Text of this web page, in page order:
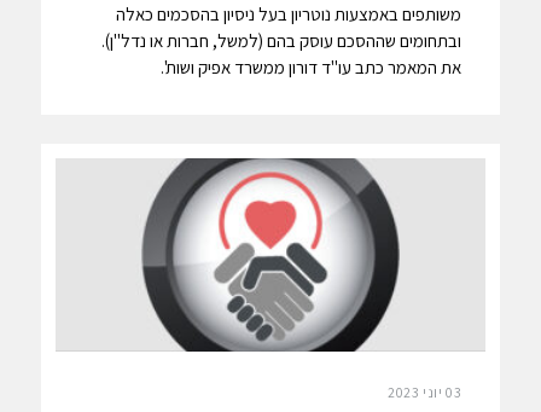
משותפים באמצעות נוטריון בעל ניסיון בהסכמים כאלה
ובתחומים שההסכם עוסק בהם (למשל, חברות או נדל"ן).
את המאמר כתב עו"ד דורון ממשרד אפיק ושות'.
03 יוני 2023